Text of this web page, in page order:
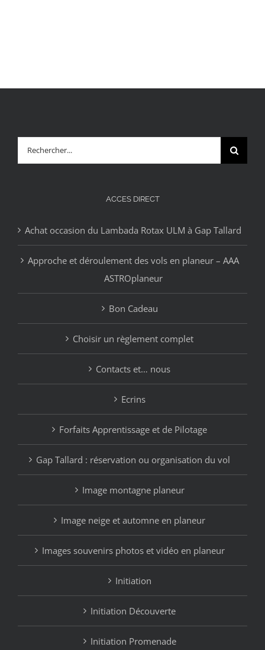
Rechercher:
ACCES DIRECT
Achat occasion du Lambada Rotax ULM à Gap Tallard
Approche et déroulement des vols en planeur – AAA
ASTROplaneur
Bon Cadeau
Choisir un règlement complet
Contacts et… nous
Ecrins
Forfaits Apprentissage et de Pilotage
Gap Tallard : réservation ou organisation du vol
Image montagne planeur
Image neige et automne en planeur
Images souvenirs photos et vidéo en planeur
Initiation
Initiation Découverte
Initiation Promenade